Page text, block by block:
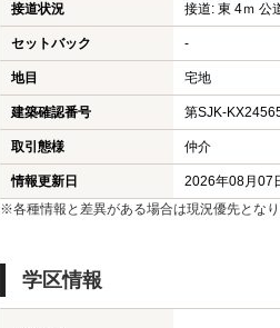
接道状況 接道: 東 4ｍ 公
セットバック -
地目 宅地
建築確認番号 第SJK-
取引態様 仲介
情報更新日 2026年08月07
※各種情報と差異がある場合は現況優先とな
学区情報